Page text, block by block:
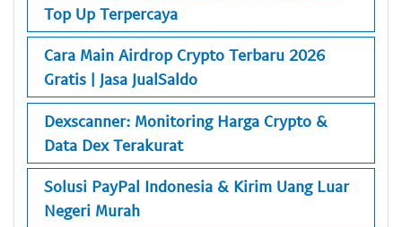
Top Up Terpercaya
Cara Main Airdrop Crypto Terbaru 2026
Gratis | Jasa JualSaldo
Dexscanner: Monitoring Harga Crypto &
Data Dex Terakurat
Solusi PayPal Indonesia & Kirim Uang Luar
Negeri Murah